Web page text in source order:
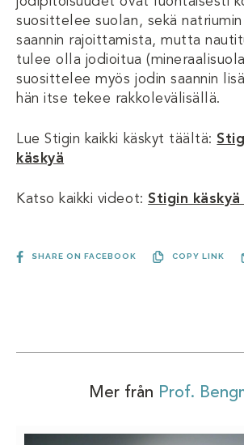
suosittelee suolan, sekä
saannin rajoittamista, mutta
tulee olla jodioitua
suosittelee myös jodin saannin
hän itse tekee rakkolevälisällä.
Lue Stigin kaikki käskyt täältä:
käskyä
Katso kaikki videot:Stigin
SHARE ON FACEBOOK COPY LINK
Mer från Prof.